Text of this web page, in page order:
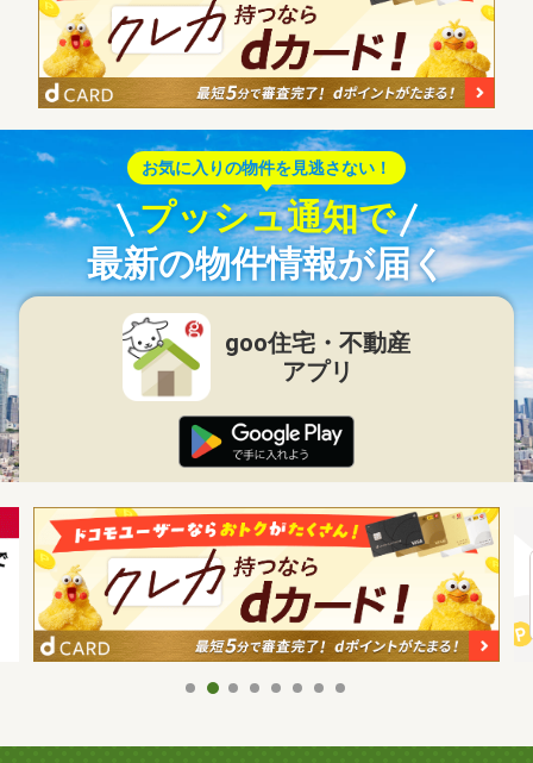
お気に入りの物件を見逃さない！
プッシュ通知で
最新の物件情報が届く
goo住宅・不動産
アプリ